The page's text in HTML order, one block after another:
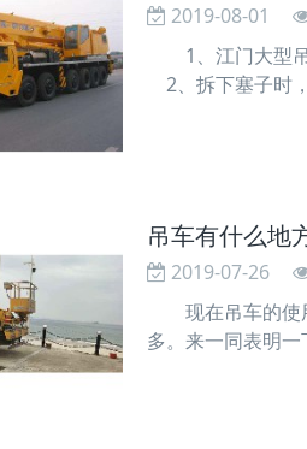
2019-08-01
1、江门大型吊
2、拆下塞子时
吊车有什么地
2019-07-26
现在吊车的使用
多。来一同表明